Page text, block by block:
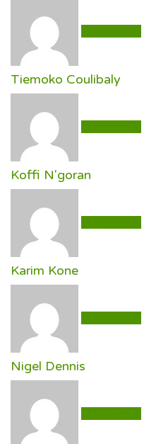
Tiemoko Coulibaly
Koffi N'goran
Karim Kone
Nigel Dennis